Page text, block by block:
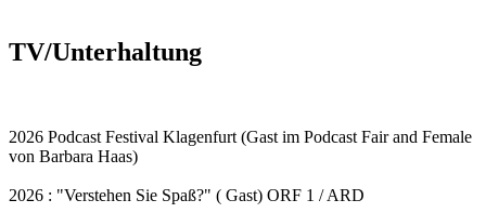
TV/Unterhaltung
2026 Podcast Festival Klagenfurt (Gast im Podcast Fair and Female
von Barbara Haas)
2026 : "Verstehen Sie Spaß?" ( Gast) ORF 1 / ARD